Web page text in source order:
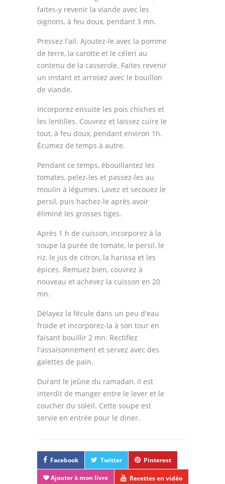
faites-y revenir la viande avec les
oignons, à feu doux, pendant 3 mn.
Pressez l'ail. Ajoutez-le avec la pomme
de terre, la carotte et le céleri au
contenu de la casserole. Faites revenir
un instant et arrosez avec le bouillon
de viande.
Incorporez ensuite les pois chiches et
les lentilles. Couvrez et laissez cuire le
tout, à feu doux, pendant environ 1h.
Écumez de temps à autre.
Pendant ce temps, ébouillantez les
tomates, pelez-les et passez-les au
moulin à légumes. Lavez et secouez le
persil, puis hachez-le après avoir
éliminé les grosses tiges.
Après 1 h de cuisson, incorporez à la
soupe la purée de tomate, le persil, le
riz, le jus de citron, la harissa et les
épices. Remuez bien, couvrez à
nouveau et achevez la cuisson en 20
mn.
Délayez la fécule dans un peu d'eau
froide et incorporez-la à son tour en
faisant bouillir 2 mn. Rectifiez
l'assaisonnement et servez avec des
galettes de pain.
Durant le jeûne du ramadan, il est
interdit de manger entre le lever et le
coucher du soleil. Cette soupe est
servie en entrée pour le diner.
Facebook Twitter Pinterest
Ajouter à mon livre Recettes en vidéo